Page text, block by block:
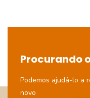
Procurando
Podemos ajudá-lo a
novo